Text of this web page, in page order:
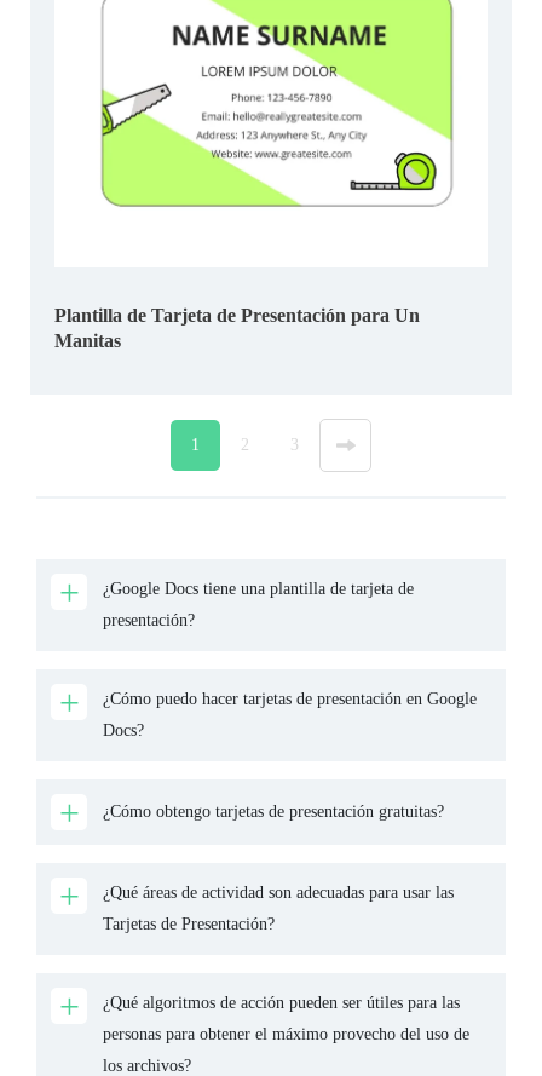
Plantilla de Tarjeta de Presentación para Un
Manitas
1 2 3 »
¿Google Docs tiene una plantilla de tarjeta de
presentación?
¿Cómo puedo hacer tarjetas de presentación en Google
Docs?
¿Cómo obtengo tarjetas de presentación gratuitas?
¿Qué áreas de actividad son adecuadas para usar las
Tarjetas de Presentación?
¿Qué algoritmos de acción pueden ser útiles para las
personas para obtener el máximo provecho del uso de
los archivos?